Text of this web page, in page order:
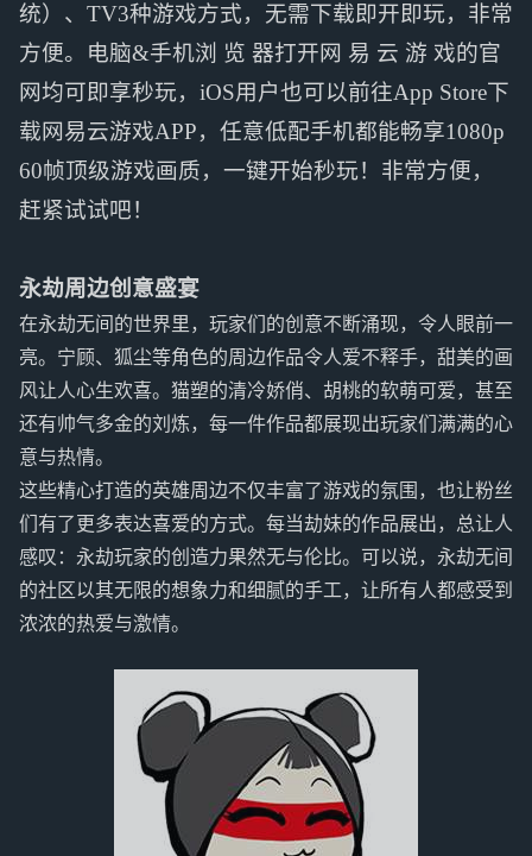
统）、TV3种游戏方式，无需下载即开即玩，非常
方便。电脑&手机浏 览 器打开网 易 云 游 戏的官
网均可即享秒玩，iOS用户也可以前往App Store下
载网易云游戏APP，任意低配手机都能畅享1080p
60帧顶级游戏画质，一键开始秒玩！非常方便，
赶紧试试吧！
永劫周边创意盛宴
在永劫无间的世界里，玩家们的创意不断涌现，令人眼前一
亮。宁顾、狐尘等角色的周边作品令人爱不释手，甜美的画
风让人心生欢喜。猫塑的清冷娇俏、胡桃的软萌可爱，甚至
还有帅气多金的刘炼，每一件作品都展现出玩家们满满的心
意与热情。
这些精心打造的英雄周边不仅丰富了游戏的氛围，也让粉丝
们有了更多表达喜爱的方式。每当劫妹的作品展出，总让人
感叹：永劫玩家的创造力果然无与伦比。可以说，永劫无间
的社区以其无限的想象力和细腻的手工，让所有人都感受到
浓浓的热爱与激情。